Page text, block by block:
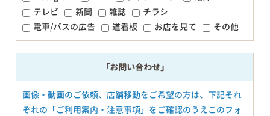
テレビ
新聞 雑誌
チラシ
電車/バスの広告
道看板 お店を見て その他
「お問い合わせ」
画像・動画のご依頼、店舗移動をご希望の方は、下記それ
ぞれの「ご利用案内・注意事項」をご確認のうえこのフォ